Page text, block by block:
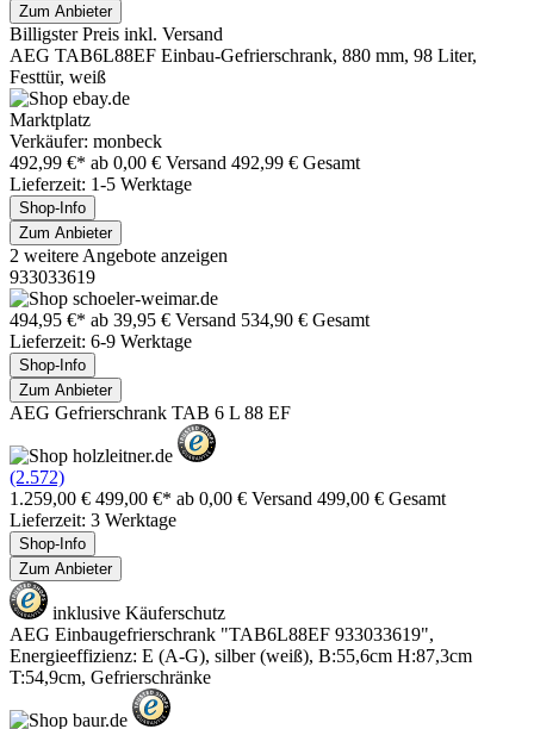
Zum Anbieter
Billigster Preis inkl. Versand
AEG TAB6L88EF Einbau-Gefrierschrank, 880 mm, 98 Liter,
Festtür, weiß
Marktplatz
Verkäufer: monbeck
492,99 €* ab 0,00 € Versand 492,99 € Gesamt
Lieferzeit: 1-5 Werktage
Shop-Info
Zum Anbieter
2 weitere Angebote anzeigen
933033619
494,95 €* ab 39,95 € Versand 534,90 € Gesamt
Lieferzeit: 6-9 Werktage
Shop-Info
Zum Anbieter
AEG Gefrierschrank TAB 6 L 88 EF
(2.572)
1.259,00 € 499,00 €* ab 0,00 € Versand 499,00 € Gesamt
Lieferzeit: 3 Werktage
Shop-Info
Zum Anbieter
inklusive Käuferschutz
AEG Einbaugefrierschrank "TAB6L88EF 933033619",
Energieeffizienz: E (A-G), silber (weiß), B:55,6cm H:87,3cm
T:54,9cm, Gefrierschränke